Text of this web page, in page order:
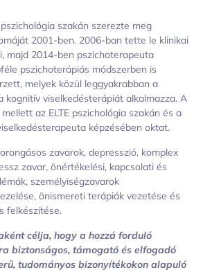
szakán szerezte meg
2001-ben. 2006-ban tette le klinikai
majd 2014-ben pszichoterapeuta
pszichoterápiás módszerben is
melyek közül leggyakrabban a
kognitív viselkedésterápiát alkalmazza. A
az ELTE pszichológia szakán és a
képzésében oktat.
zavarok, depresszió, komplex
zavar, önértékelési, kapcsolati és
személyiségzavarok
önismereti terápiák vezetése és
felkészítése.
célja, hogy a hozzá forduló
biztonságos, támogató és elfogadó
tudományos bizonyítékokon alapuló